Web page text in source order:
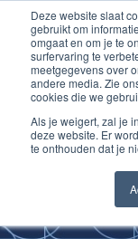
Deze website slaat
gebruikt om
omgaat en om je te
surfervaring te
meetgegevens over
andere media. Zie
cookies die we
Als je weigert, zal je
deze website. Er
te onthouden dat je
Ga
naar
de
inhoud